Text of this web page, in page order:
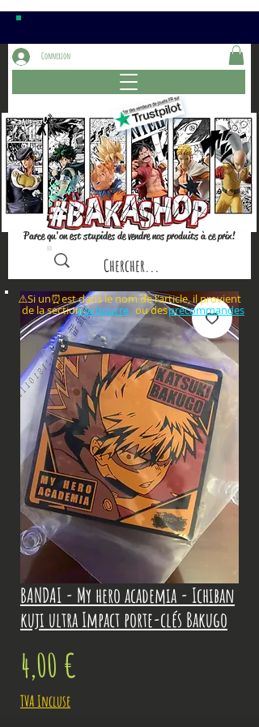
Parce qu'on est stupides de vendre nos produits à ce prix!
Connexion
BANDAI - My hero academia - Ichiban
kuji ultra Impact porte-clés Bakugo
4,00 €
TVA Incluse
⚠️Si un⏰est dans le nom de l'article, il provient
de la section ou des
à la bourre précommandes